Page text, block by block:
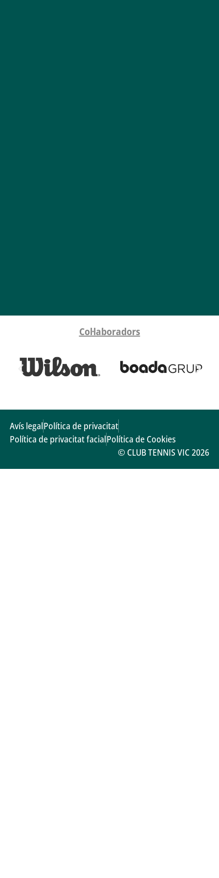
Col·laboradors
© CLUB TENNIS VIC 2026
Avís legalPolítica de privacitat
Política de privacitat facialPolítica de Cookies